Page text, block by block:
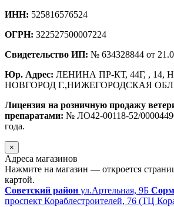
ИНН: 525816576524
ОГРН: 322527500007224
Свидетельство ИП: № 634328844 от
Юр. Адрес: ЛЕНИНА ПР-КТ, 44Г, , 14,
НОВГОРОД Г.,НИЖЕГОРОДСКАЯ ОБЛ.
Лицензия на розничную продажу
препаратами: № ЛО42-00118-52/
года.
×
Адреса магазинов
Нажмите на магазин — откроется
картой.
Советский район ул.Артельная, 9Б
проспект Кораблестроителей, 76 (ТЦ